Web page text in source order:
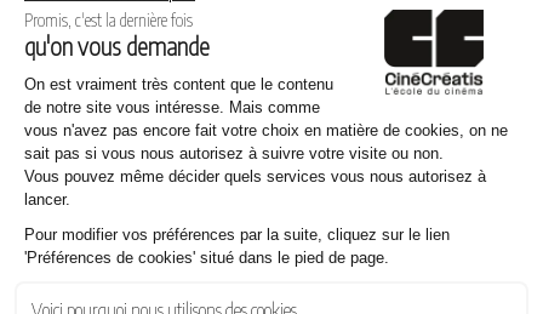
Établissement d'enseignement supérieur technique privé
Français